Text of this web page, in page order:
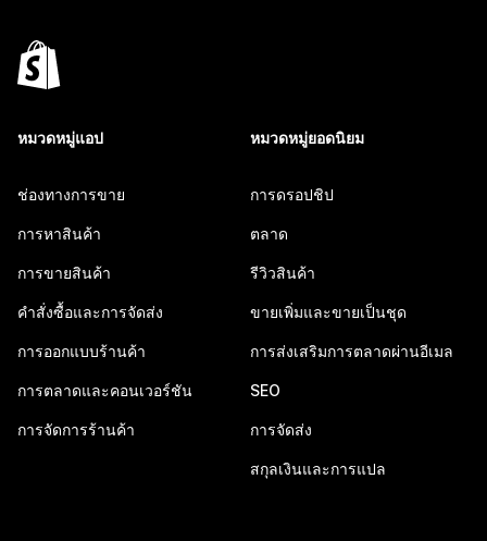
หมวดหมู่แอป
ช่องทางการขาย
การหาสินค้า
การขายสินค้า
คำสั่งซื้อและการจัดส่ง
การออกแบบร้านค้า
การตลาดและคอนเวอร์ชัน
การจัดการร้านค้า
หมวดหมู่ยอดนิยม
การดรอปชิป
ตลาด
รีวิวสินค้า
ขายเพิ่มและขายเป็นชุด
การส่งเสริมการตลาดผ่านอีเมล
SEO
การจัดส่ง
สกุลเงินและการแปล